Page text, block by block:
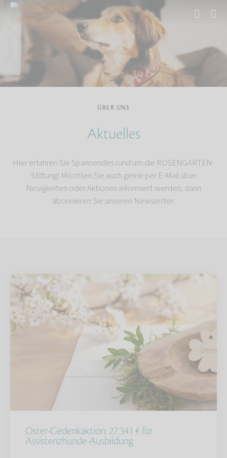
ÜBER UNS
Aktuelles
Hier erfahren Sie Spannendes rund um die ROSENGARTEN-
Stiftung! Möchten Sie auch gerne per E-Mail über
Neuigkeiten oder Aktionen informiert werden, dann
abonnieren Sie unseren Newsletter.
Oster-Gedenkaktion: 27.341 € für
Assistenzhunde-Ausbildung